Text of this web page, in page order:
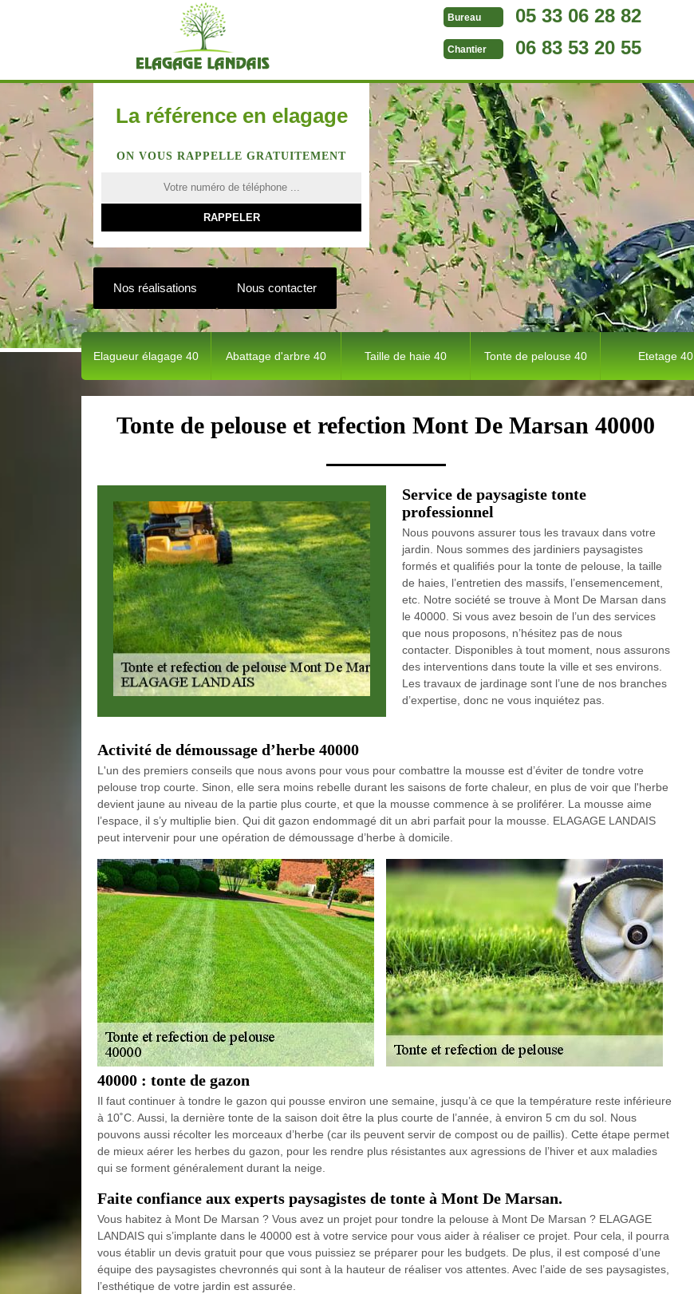
Bureau 05 33 06 28 82
Chantier 06 83 53 20 55
La référence en elagage
ON VOUS RAPPELLE GRATUITEMENT
Nos réalisations Nous contacter
Elagueur élagage 40 Abattage d'arbre 40 Taille de haie 40 Tonte de pelouse 40 Etetage 40
Tonte de pelouse et refection Mont De Marsan 40000
Service de paysagiste tonte
professionnel
Nous pouvons assurer tous les travaux dans votre
jardin. Nous sommes des jardiniers paysagistes
formés et qualifiés pour la tonte de pelouse, la taille
de haies, l’entretien des massifs, l’ensemencement,
etc. Notre société se trouve à Mont De Marsan dans
le 40000. Si vous avez besoin de l’un des services
que nous proposons, n’hésitez pas de nous
contacter. Disponibles à tout moment, nous assurons
des interventions dans toute la ville et ses environs.
Les travaux de jardinage sont l’une de nos branches
d’expertise, donc ne vous inquiétez pas.
Activité de démoussage d’herbe 40000
L'un des premiers conseils que nous avons pour vous pour combattre la mousse est d’éviter de tondre votre
pelouse trop courte. Sinon, elle sera moins rebelle durant les saisons de forte chaleur, en plus de voir que l'herbe
devient jaune au niveau de la partie plus courte, et que la mousse commence à se proliférer. La mousse aime
l’espace, il s’y multiplie bien. Qui dit gazon endommagé dit un abri parfait pour la mousse. ELAGAGE LANDAIS
peut intervenir pour une opération de démoussage d’herbe à domicile.
40000 : tonte de gazon
Il faut continuer à tondre le gazon qui pousse environ une semaine, jusqu’à ce que la température reste inférieure
à 10˚C. Aussi, la dernière tonte de la saison doit être la plus courte de l’année, à environ 5 cm du sol. Nous
pouvons aussi récolter les morceaux d’herbe (car ils peuvent servir de compost ou de paillis). Cette étape permet
de mieux aérer les herbes du gazon, pour les rendre plus résistantes aux agressions de l’hiver et aux maladies
qui se forment généralement durant la neige.
Faite confiance aux experts paysagistes de tonte à Mont De Marsan.
Vous habitez à Mont De Marsan ? Vous avez un projet pour tondre la pelouse à Mont De Marsan ? ELAGAGE
LANDAIS qui s’implante dans le 40000 est à votre service pour vous aider à réaliser ce projet. Pour cela, il pourra
vous établir un devis gratuit pour que vous puissiez se préparer pour les budgets. De plus, il est composé d’une
équipe des paysagistes chevronnés qui sont à la hauteur de réaliser vos attentes. Avec l’aide de ses paysagistes,
l’esthétique de votre jardin est assurée.